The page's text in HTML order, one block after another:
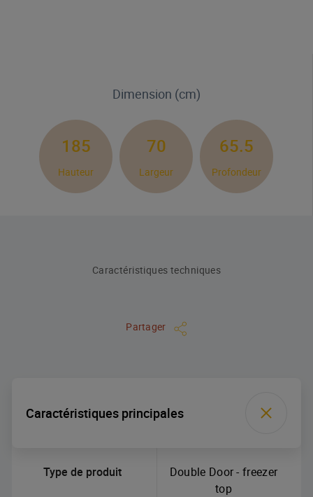
Dimension (cm)
185
Hauteur
70
Largeur
65.5
Profondeur
Caractéristiques techniques
Partager
Caractéristiques principales
Type de produit
Double Door - freezer
top